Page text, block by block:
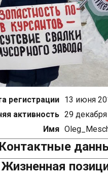
регистрации 13 июня
активность 29
Имя
Контактные
Жизненная